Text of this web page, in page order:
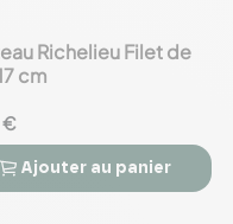
Richelieu Filet de
cm
€

Ajouter au panier